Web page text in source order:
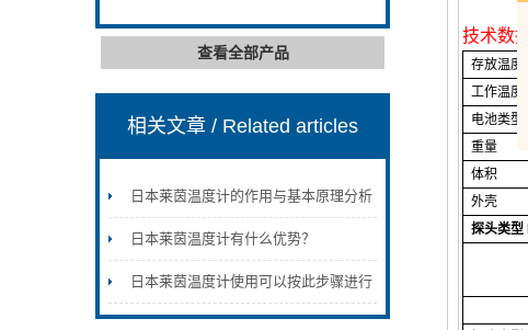
查看全部产品
相关文章/ Related articles
日本莱茵温度计的作用与基本原理分析
日本莱茵温度计有什么优势？
日本莱茵温度计使用可以按此步骤进行
技术数据
存放温度
工作温度
电池类型
重量
体积
外壳
探头类型